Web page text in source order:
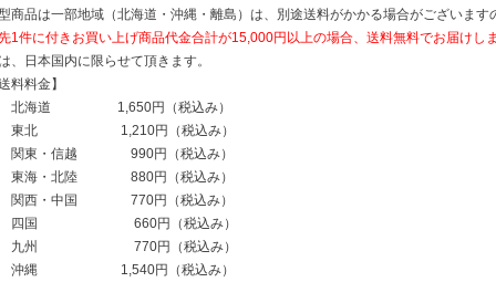
商品は一部地域（北海道・沖縄・離島）は、別途送料がかかる場合がございます
1件に付きお買い上げ商品代金合計が15,000円以上の場合、送料無料でお届けし
、日本国内に限らせて頂きます。
料金】
道 1,650円（税込み）
1,210円（税込み）
・信越 990円（税込み）
・北陸 880円（税込み）
・中国 770円（税込み）
660円（税込み）
770円（税込み）
1,540円（税込み）